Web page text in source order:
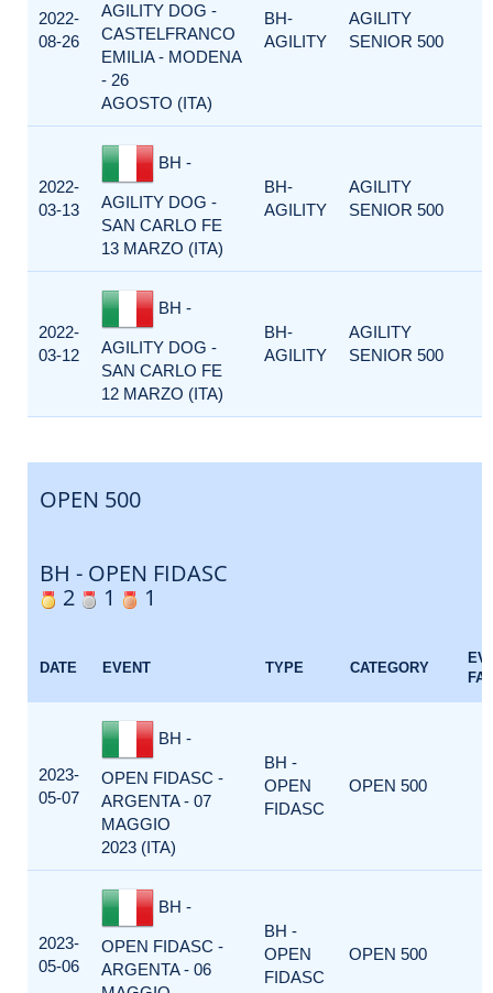
2022-
08-26
AGILITY DOG -
CASTELFRANCO
EMILIA - MODENA
- 26
AGOSTO (ITA)
BH-
AGILITY
AGILITY
SENIOR 500
2022-
03-13
BH -
AGILITY DOG -
SAN CARLO FE
13 MARZO (ITA)
BH-
AGILITY
AGILITY
SENIOR 500
2022-
03-12
BH -
AGILITY DOG -
SAN CARLO FE
12 MARZO (ITA)
BH-
AGILITY
AGILITY
SENIOR 500
OPEN 500
BH - OPEN FIDASC
2
1 1
DATE EVENT TYPE CATEGORY
2023-
05-07
BH -
OPEN FIDASC -
ARGENTA - 07
MAGGIO
2023 (ITA)
BH -
OPEN
FIDASC
OPEN 500
2023-
05-06
BH -
OPEN FIDASC -
ARGENTA - 06
BH -
OPEN
FIDASC
OPEN 500